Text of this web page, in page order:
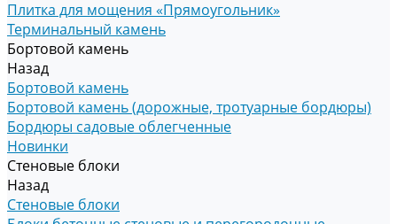
Плитка для мощения «Прямоугольник»
Терминальный камень
Бортовой камень
Назад
Бортовой камень
Бортовой камень (дорожные, тротуарные бордюры)
Бордюры садовые облегченные
Новинки
Стеновые блоки
Назад
Стеновые блоки